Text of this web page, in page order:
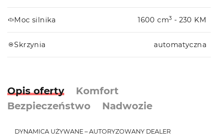
Moc silnika 1600 cm3 - 230 KM
Skrzynia automatyczna
Opis oferty
Komfort
Bezpieczeństwo
Nadwozie
DYNAMICA UŻYWANE – AUTORYZOWANY DEALER